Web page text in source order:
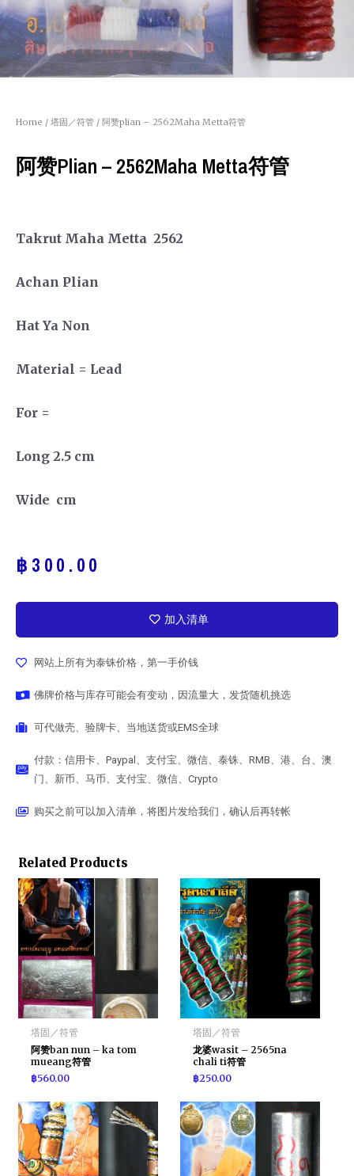
Home / 塔固／符管 / 阿赞plian – 2562Maha Metta符管
阿赞plian – 2562Maha Metta符管
Takrut Maha Metta 2562
Achan Plian
Hat Ya Non
Material = Lead
For =
Long 2.5 cm
Wide cm
฿ 300.00
加入清单
网站上所有为泰铢价格，第一手价钱
佛牌价格与库存可能会有变动，因流量大，发货随机挑选
可代做壳、验牌卡、当地送货或EMS全球
付款：信用卡、Paypal、支付宝、微信、泰铢、RMB、港、台、澳
门、新币、马币、支付宝、微信、Crypto
购买之前可以加入清单，将图片发给我们，确认后再转帐
Related Products
塔固／符管
阿赞ban nun – ka tom
mueang符管
฿560.00
塔固／符管
龙婆wasit – 2565na
chali ti符管
฿250.00